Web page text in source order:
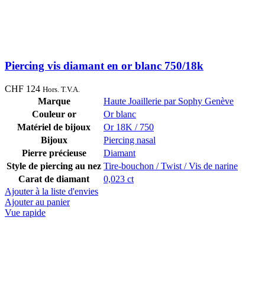
Piercing vis diamant en or blanc 750/18k
CHF 124 Hors. T.V.A.
Marque
Haute Joaillerie par Sophy Genève
Couleur or
Or blanc
Matériel de bijoux
Or 18K / 750
Bijoux
Piercing nasal
Pierre précieuse
Diamant
Style de piercing au nez Tire-bouchon / Twist / Vis de narine
Carat de diamant
0,023 ct
Ajouter à la liste d'envies
Ajouter au panier
Vue rapide